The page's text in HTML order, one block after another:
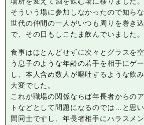
そういう場に参加しなかったので知ら
世代の仲間の一人がいつも周りを巻き
で、その日もしこたま飲んでいました。
食事はほとんどせずに次々とグラスを
う息子のような年齢の若手を相手にゲ
し、本人含め数人が嘔吐するような飲
大変でした。
これが職場の関係ならば年長者からの
トなどとして問題になるのでは…と思
間同士ですし、年長者相手にハラスメ